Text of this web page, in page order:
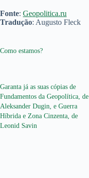
Fonte: Geopolitica.ru
Tradução: Augusto Fleck
Como estamos?
Garanta já as suas cópias de
Fundamentos da Geopolítica, de
Aleksander Dugin, e Guerra
Híbrida e Zona Cinzenta, de
Leonid Savin